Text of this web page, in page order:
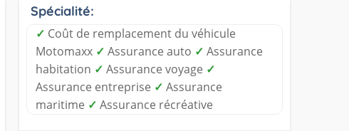
Spécialité:
✓ Coût de remplacement du véhicule
Motomaxx ✓ Assurance auto ✓ Assurance
habitation ✓ Assurance voyage ✓
Assurance entreprise ✓ Assurance
maritime ✓ Assurance récréative